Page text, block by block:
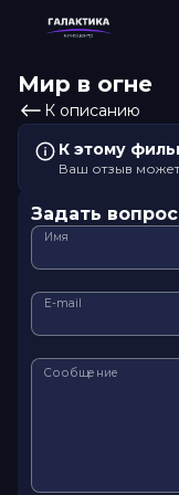
Мир в огне
К описанию
К этому
Ваш отзыв
Задать
Имя
E-mail
Сообщение